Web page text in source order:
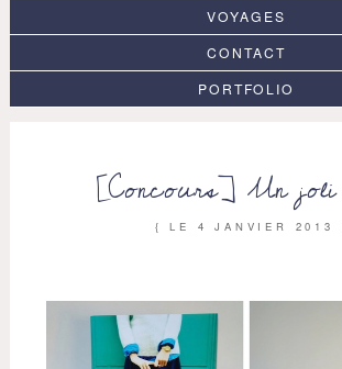
VOYAGES
CONTACT
PORTFOLIO
[Concours] Un joli
{ LE 4 JANVIER 2013